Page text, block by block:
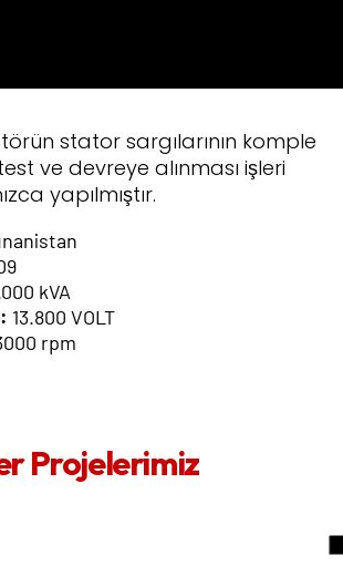
stator sargılarının komple
ve devreye alınması işleri
yapılmıştır.
kVA
13.800 VOLT
rpm
Projelerimiz